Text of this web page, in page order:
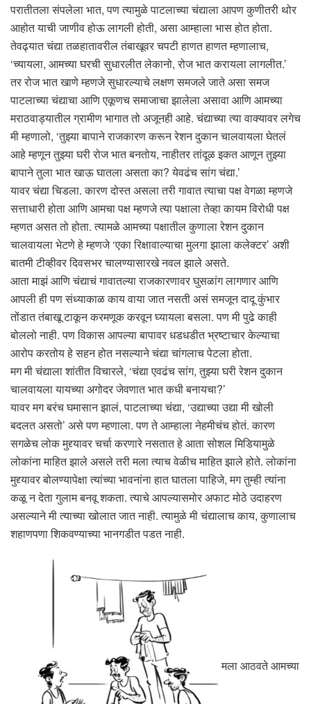
परातीतला संपलेला भात, पण त्यामुळे पाटलाच्या चंद्याला आपण कुणीतरी थोर
आहोत याची जाणीव होऊ लागली होती, असा आम्हाला भास होत होता.
तेवढ्यात चंद्या तळहातावरील तंबाखूवर चपटी हाणत हाणत म्हणालाच,
‘च्यायला, आमच्या घरची सुधारलीत लेकानो, रोज भात करायला लागलीत.’
तर रोज भात खाणे म्हणजे सुधारल्याचे लक्षण समजले जाते असा समज
पाटलाच्या चंद्याचा आणि एकूणच समाजाचा झालेला असावा आणि आमच्या
मराठवाड्यातील ग्रामीण भागात तो अजूनही आहे. चंद्याच्या त्या वाक्यावर लगेच
मी म्हणालो, ‘तुझ्या बापाने राजकारण करून रेशन दुकान चालवायला घेतलं
आहे म्हणून तुझ्या घरी रोज भात बनतोय, नाहीतर तांदूळ इकत आणून तुझ्या
बापाने तुला भात खाऊ घातला असता का? येवढंच सांग चंद्या.’
यावर चंद्या चिडला. कारण दोस्त असला तरी गावात त्याचा पक्ष वेगळा म्हणजे
सत्ताधारी होता आणि आमचा पक्ष म्हणजे त्या पक्षाला तेव्हा कायम विरोधी पक्ष
म्हणत असत तो होता. त्यामळे आमच्या पक्षातील कुणाला रेशन दुकान
चालवायला भेटणे हे म्हणजे ‘एका रिक्षावाल्याचा मुलगा झाला कलेक्टर’ अशी
बातमी टीव्हीवर दिवसभर चालण्यासारखे नवल झाले असते.
आता माझं आणि चंद्याचं गावातल्या राजकारणावर घुसळांग लागणार आणि
आपली ही पण संध्याकाळ काय वाया जात नसती असं समजून दादू कुंभार
तोंडात तंबाखू टाकून करमणूक करवून घ्यायला बसला. पण मी पुढे काही
बोललो नाही. पण विकास आपल्या बापावर धडधडीत भ्रष्टाचार केल्याचा
आरोप करतोय हे सहन होत नसल्याने चंद्या चांगलाच पेटला होता.
मग मी चंद्याला शांतीत विचारले, ‘चंद्या एवढंच सांग, तुझ्या घरी रेशन दुकान
चालवायला यायच्या अगोदर जेवणात भात कधी बनायचा?’
यावर मग बरंच घमासान झालं, पाटलाच्या चंद्या, ‘उद्याच्या उद्या मी खोली
बदलत असतो’ असे पण म्हणाला. पण ते आम्हाला नेहमीचंच होतं. कारण
सगळेच लोक मुद्द्यावर चर्चा करणारे नसतात हे आता सोशल मिडियामुळे
लोकांना माहित झाले असले तरी मला त्याच वेळीच माहित झाले होते. लोकांना
मुद्द्यावर बोलण्यापेक्षा त्यांच्या भावनांना हात घातला पाहिजे, मग तुम्ही त्यांना
कळू न देता गुलाम बनवू शकता. त्याचे आपल्यासमोर अफाट मोठे उदाहरण
असल्याने मी त्याच्या खोलात जात नाही. त्यामुळे मी चंद्यालाच काय, कुणालाच
शहाणपणा शिकवण्याच्या भानगडीत पडत नाही.
मला आठवते आमच्या